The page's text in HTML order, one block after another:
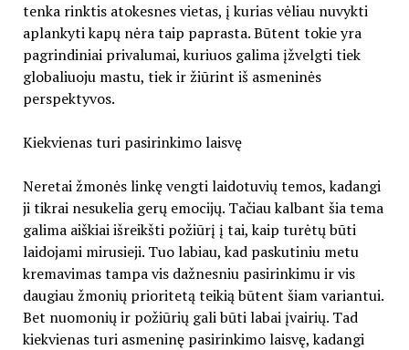
tenka rinktis atokesnes vietas, į kurias vėliau nuvykti
aplankyti kapų nėra taip paprasta. Būtent tokie yra
pagrindiniai privalumai, kuriuos galima įžvelgti tiek
globaliuoju mastu, tiek ir žiūrint iš asmeninės
perspektyvos.
Kiekvienas turi pasirinkimo laisvę
Neretai žmonės linkę vengti laidotuvių temos, kadangi
ji tikrai nesukelia gerų emocijų. Tačiau kalbant šia tema
galima aiškiai išreikšti požiūrį į tai, kaip turėtų būti
laidojami mirusieji. Tuo labiau, kad paskutiniu metu
kremavimas tampa vis dažnesniu pasirinkimu ir vis
daugiau žmonių prioritetą teikią būtent šiam variantui.
Bet nuomonių ir požiūrių gali būti labai įvairių. Tad
kiekvienas turi asmeninę pasirinkimo laisvę, kadangi